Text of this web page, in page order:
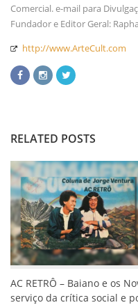
Comercial. e-mail para
Fundador e Editor Geral:
http://www.ArteCult.com
RELATED POSTS
AC RETRÔ – Baiano e os
serviço da crítica social e